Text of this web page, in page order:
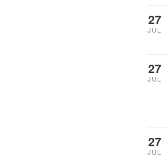
27
JUL
27
JUL
27
JUL